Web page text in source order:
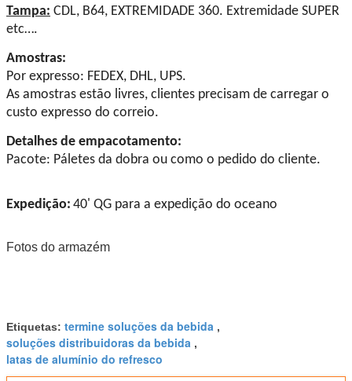
Tampa: CDL, B64, EXTREMIDADE 360. Extremidade SUPER
etc….
Amostras:
Por expresso: FEDEX, DHL, UPS.
As amostras estão livres, clientes precisam de carregar o
custo expresso do correio.
Detalhes de empacotamento:
Pacote: Páletes da dobra ou como o pedido do cliente.
Expedição: 40' QG para a expedição do oceano
Fotos do armazém
Etiquetas: termine soluções da bebida ,
soluções distribuidoras da bebida ,
latas de alumínio do refresco